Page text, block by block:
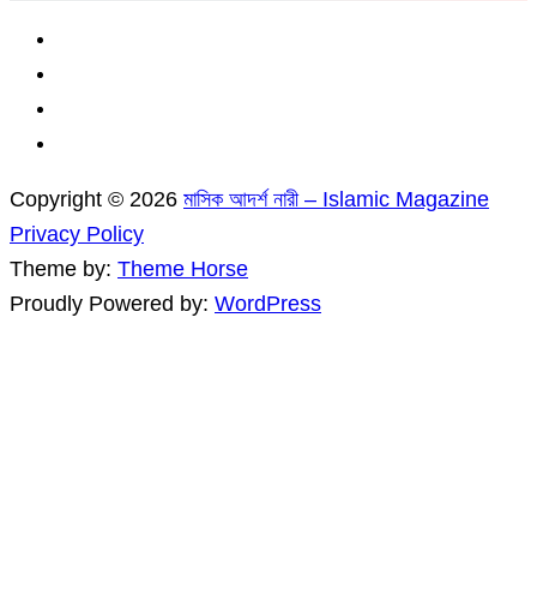
Copyright © 2026 মাসিক আদর্শ নারী – Islamic Magazine
Privacy Policy
Theme by: Theme Horse
Proudly Powered by: WordPress